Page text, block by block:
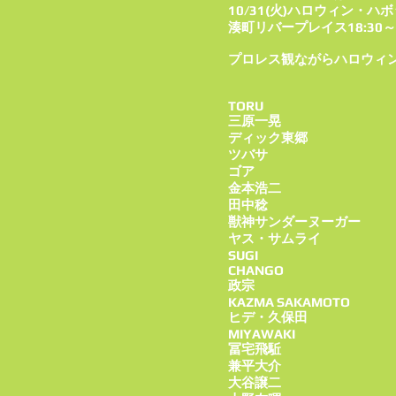
10/31(火)ハロウィン・ハボ
湊町リバープレイス18:30～
プロレス観ながらハロウィ
TORU
三原一晃
ディック東郷
ツバサ
ゴア
金本浩二
田中稔
獣神サンダーヌーガー
ヤス・サムライ
SUGI
CHANGO
政宗
KAZMA SAKAMOTO
ヒデ・久保田
MIYAWAKI
冨宅飛駈
兼平大介
大谷譲二